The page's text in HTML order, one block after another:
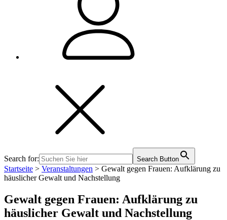
Search for: Search Button
Startseite > Veranstaltungen > Gewalt gegen Frauen: Aufklärung zu
häuslicher Gewalt und Nachstellung
Gewalt gegen Frauen: Aufklärung zu
häuslicher Gewalt und Nachstellung